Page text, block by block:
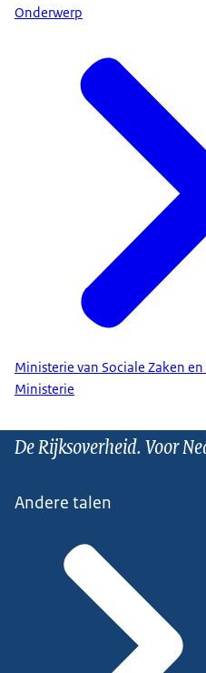
Onderwerp
Ministerie van Sociale Zaken
Ministerie
De Rijksoverheid. Voor
Andere talen